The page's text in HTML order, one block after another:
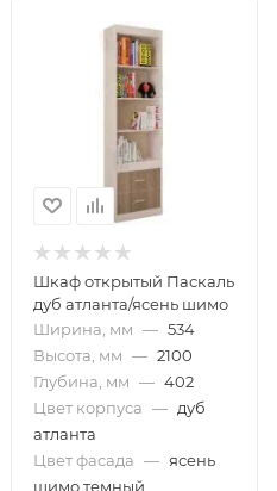
Шкаф открытый Паскаль
дуб атланта/ясень шимо
Ширина, мм — 534
Высота, мм — 2100
Глубина, мм — 402
Цвет корпуса — дуб
атланта
Цвет фасада — ясень
шимо темный